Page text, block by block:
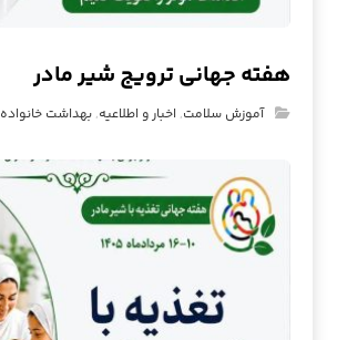
هفته جهانی ترویج شیر مادر
آموزش سلامت, اخبار و اطلاعیه,بهداشت خانواده